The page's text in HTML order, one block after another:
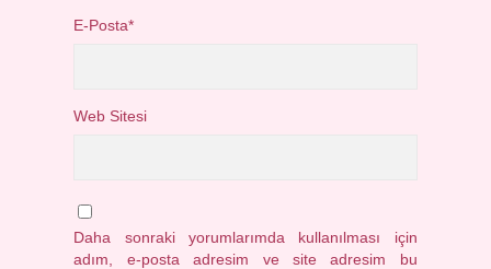
E-Posta*
Web Sitesi
Daha sonraki yorumlarımda kullanılması için
adım, e-posta adresim ve site adresim bu